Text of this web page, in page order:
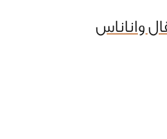
واناناس